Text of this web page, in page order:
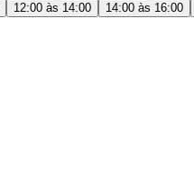
12:00 às 14:00 14:00 às 16:00